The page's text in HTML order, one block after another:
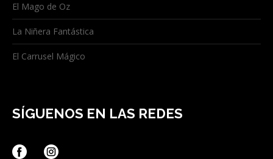
El Mago de Oz
La Niñera Fantástica
El Carrusel Mágico
SÍGUENOS EN LAS REDES